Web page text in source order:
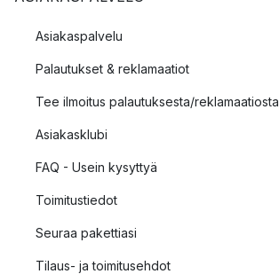
Asiakaspalvelu
Palautukset & reklamaatiot
Tee ilmoitus palautuksesta/reklamaatiosta
Asiakasklubi
FAQ - Usein kysyttyä
Toimitustiedot
Seuraa pakettiasi
Tilaus- ja toimitusehdot